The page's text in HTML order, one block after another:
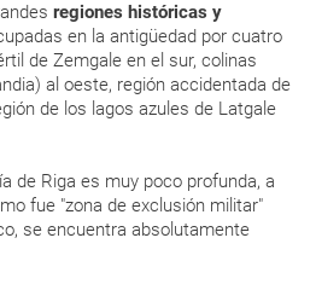
regiones históricas y
en la antigüedad por cuatro
de Zemgale en el sur, colinas
al oeste, región accidentada de
de los lagos azules de Latgale
de Riga es muy poco profunda, a
fue "zona de exclusión militar"
se encuentra absolutamente